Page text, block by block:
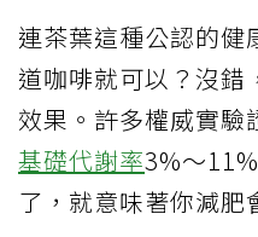
連茶葉這種公認的健
道咖啡就可以？沒錯
效果。許多權威實驗
基礎代謝率3%～
了，就意味著你減肥